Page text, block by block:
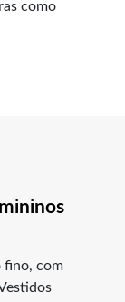
como
fino, com